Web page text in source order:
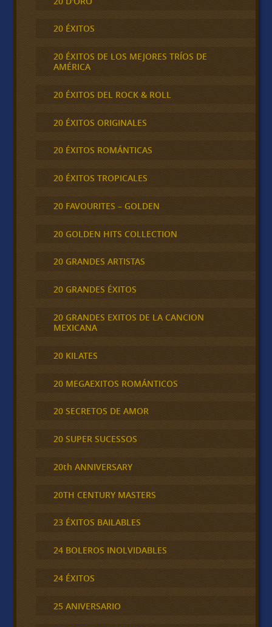
20 ÉXITOS
20 ÉXITOS DE LOS MEJORES TRÍOS DE
AMÉRICA
20 ÉXITOS DEL ROCK & ROLL
20 ÉXITOS ORIGINALES
20 ÉXITOS ROMÁNTICAS
20 ÉXITOS TROPICALES
20 FAVOURITES – GOLDEN
20 GOLDEN HITS COLLECTION
20 GRANDES ARTISTAS
20 GRANDES ÉXITOS
20 GRANDES EXITOS DE LA CANCION
MEXICANA
20 KILATES
20 MEGAEXITOS ROMÁNTICOS
20 SECRETOS DE AMOR
20 SUPER SUCESSOS
20th ANNIVERSARY
20TH CENTURY MASTERS
23 ÉXITOS BAILABLES
24 BOLEROS INOLVIDABLES
24 ÉXITOS
25 ANIVERSARIO